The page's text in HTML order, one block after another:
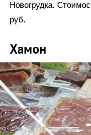
Новогрудка.
руб.
Хамон